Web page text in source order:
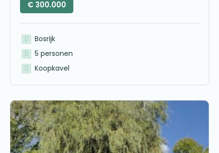
€ 300.000
Bosrijk
5 personen
Koopkavel